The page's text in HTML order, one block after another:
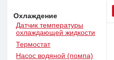
Охлаждение
Датчик температуры
охлаждающей жидкости
Термостат
Насос водяной (помпа)